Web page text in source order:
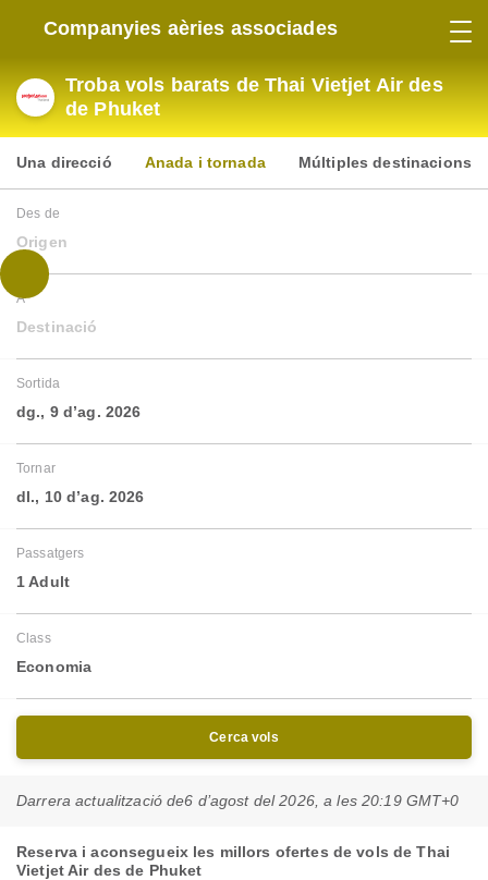
Companyies aèries associades
Troba vols barats de Thai Vietjet Air des
de Phuket
Una direcció Anada i tornada Múltiples destinacions
Des de
Origen
A
Destinació
Sortida
dg., 9 d’ag. 2026
Tornar
dl., 10 d’ag. 2026
Passatgers
1 Adult
Class
Economia
Cerca vols
Darrera actualització de6 d’agost del 2026, a les 20:19 GMT+0
Reserva i aconsegueix les millors ofertes de vols de Thai
Vietjet Air des de Phuket